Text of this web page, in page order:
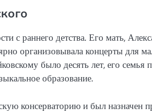
с раннего детства. Его мать,
организовывала концерты для
было десять лет, его семья
образование.
консерваторию и был назначен